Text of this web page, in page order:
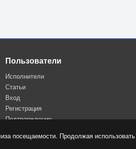
посещаемости. Продолжая
Пользователи
Исполнители
Статьи
Вход
Регистрация
Подтверждение